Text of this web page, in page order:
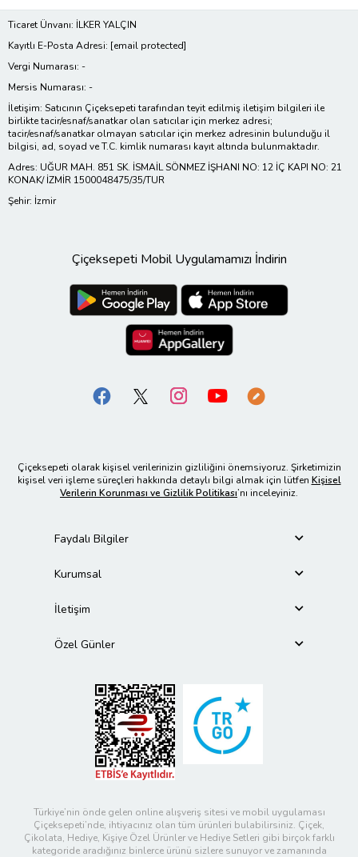
Ticaret Ünvanı: İLKER YALÇIN
Kayıtlı E-Posta Adresi: [email protected]
Vergi Numarası: -
Mersis Numarası: -
İletişim: Satıcının Çiçeksepeti tarafından teyit edilmiş iletişim bilgileri ile
birlikte tacir/esnaf/sanatkar olan satıcılar için merkez adresi;
tacir/esnaf/sanatkar olmayan satıcılar için merkez adresinin bulunduğu il
bilgisi, ad, soyad ve T.C. kimlik numarası kayıt altında bulunmaktadır.
Adres: UĞUR MAH. 851 SK. İSMAİL SÖNMEZ İŞHANI NO: 12 İÇ KAPI NO: 21
KONAK/ İZMİR 1500048475/35/TUR
Şehir: İzmir
Çiçeksepeti Mobil Uygulamamızı İndirin
Çiçeksepeti olarak kişisel verilerinizin gizliliğini önemsiyoruz. Şirketimizin
kişisel veri işleme süreçleri hakkında detaylı bilgi almak için lütfen Kişisel
Verilerin Korunması ve Gizlilik Politikası’nı inceleyiniz.
Faydalı Bilgiler
Kurumsal
İletişim
Özel Günler
Türkiye’nin önde gelen online alışveriş sitesi ve mobil uygulaması
Çiçeksepeti’nde, ihtiyacınız olan tüm ürünleri bulabilirsiniz. Çiçek,
Çikolata, Hediye, Kişiye Özel Ürünler ve Hediye Setleri gibi birçok farklı
kategoride aradığınız binlerce ürünü sizlere sunuyor ve zamanında